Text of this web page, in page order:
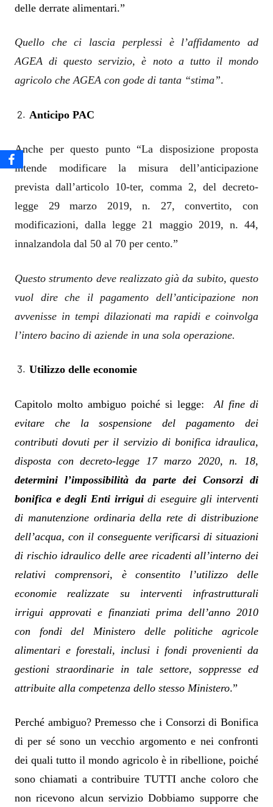
delle derrate alimentari.”
Quello che ci lascia perplessi è l’affidamento ad
AGEA di questo servizio, è noto a tutto il mondo
agricolo che AGEA con gode di tanta “stima”.
Anticipo PAC
Anche per questo punto “La disposizione proposta
intende modificare la misura dell’anticipazione
prevista dall’articolo 10-ter, comma 2, del decreto-
legge 29 marzo 2019, n. 27, convertito, con
modificazioni, dalla legge 21 maggio 2019, n. 44,
innalzandola dal 50 al 70 per cento.”
Questo strumento deve realizzato già da subito, questo
vuol dire che il pagamento dell’anticipazione non
avvenisse in tempi dilazionati ma rapidi e coinvolga
l’intero bacino di aziende in una sola operazione.
Utilizzo delle economie
Capitolo molto ambiguo poiché si legge: Al fine di
evitare che la sospensione del pagamento dei
contributi dovuti per il servizio di bonifica idraulica,
disposta con decreto-legge 17 marzo 2020, n. 18,
determini l’impossibilità da parte dei Consorzi di
bonifica e degli Enti irriguidi eseguire gli interventi
di manutenzione ordinaria della rete di distribuzione
dell’acqua, con il conseguente verificarsi di situazioni
di rischio idraulico delle aree ricadenti all’interno dei
relativi comprensori, è consentito l’utilizzo delle
economie realizzate su interventi infrastrutturali
irrigui approvati e finanziati prima dell’anno 2010
con fondi del Ministero delle politiche agricole
alimentari e forestali, inclusi i fondi provenienti da
gestioni straordinarie in tale settore, soppresse ed
attribuite alla competenza dello stesso Ministero.”
Perché ambiguo? Premesso che i Consorzi di Bonifica
di per sé sono un vecchio argomento e nei confronti
dei quali tutto il mondo agricolo è in ribellione, poiché
sono chiamati a contribuire TUTTI anche coloro che
non ricevono alcun servizio Dobbiamo supporre che